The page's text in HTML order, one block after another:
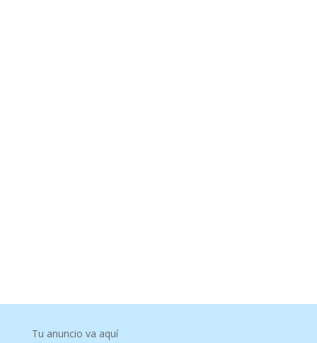
Tu anuncio va aquí